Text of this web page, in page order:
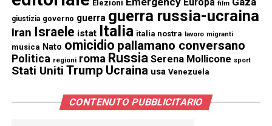
Elezioni film
giustizia governo guerra guerra russia-ucraina
Iran Israele istat Italia italia nostra lavoro migranti
musica Nato omicidio pallamano conversano
Politica regioni roma Russia Serena Mollicone sport
Stati Uniti Trump Ucraina usa Venezuela
CONTENUTO PUBBLICITARIO